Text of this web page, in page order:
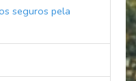
seguros pela